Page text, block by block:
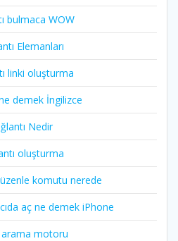
bulmaca WOW
Elemanları
linki oluşturma
demek İngilizce
Nedir
oluşturma
komutu nerede
aç ne demek iPhone
arama motoru